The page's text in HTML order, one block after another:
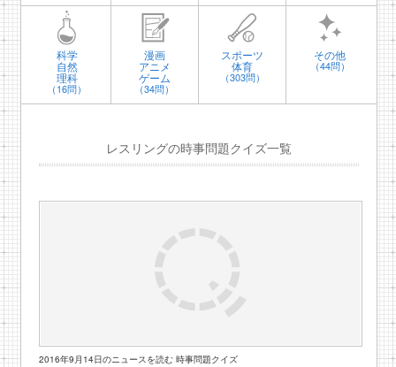
科学
自然
理科
（16問）
漫画
アニメ
ゲーム
（34問）
スポーツ
体育
（303問）
その他
（44問）
レスリングの時事問題クイズ一覧
2016年9月14日のニュースを読む 時事問題クイズ